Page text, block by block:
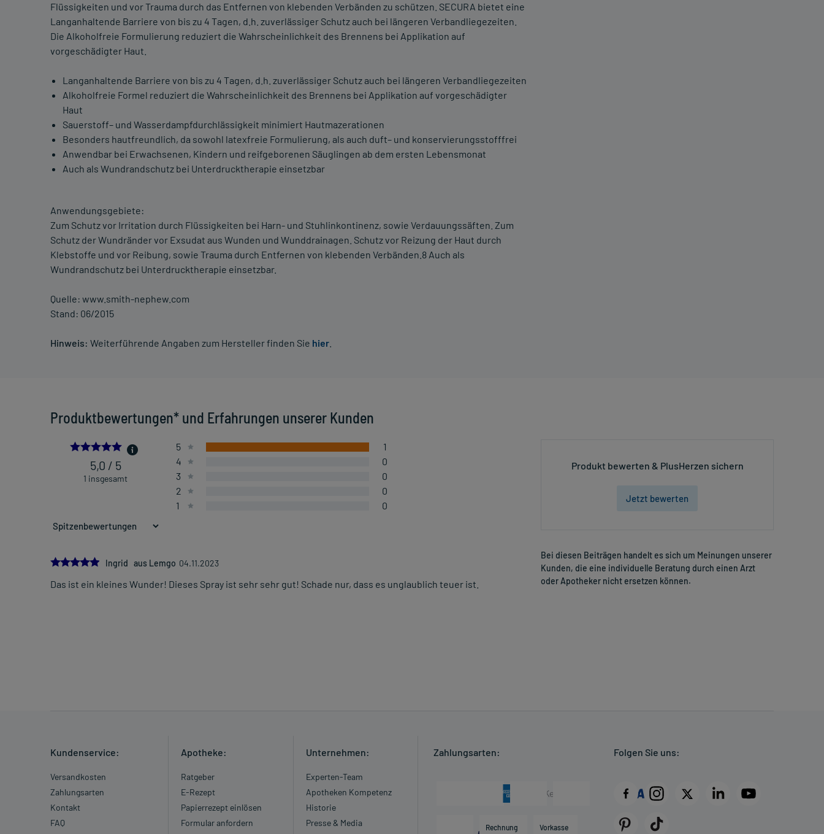
Flüssigkeiten und vor Trauma durch das Entfernen von klebenden Verbänden zu schützen. SECURA bietet eine
Langanhaltende Barriere von bis zu 4 Tagen, d.h. zuverlässiger Schutz auch bei längeren Verbandliegezeiten.
Die Alkoholfreie Formulierung reduziert die Wahrscheinlichkeit des Brennens bei Applikation auf
vorgeschädigter Haut.
Langanhaltende Barriere von bis zu 4 Tagen, d.h. zuverlässiger Schutz auch bei längeren Verbandliegezeiten
Alkoholfreie Formel reduziert die Wahrscheinlichkeit des Brennens bei Applikation auf vorgeschädigter
Haut
Sauerstoff– und Wasserdampfdurchlässigkeit minimiert Hautmazerationen
Besonders hautfreundlich, da sowohl latexfreie Formulierung, als auch duft– und konservierungsstofffrei
Anwendbar bei Erwachsenen, Kindern und reifgeborenen Säuglingen ab dem ersten Lebensmonat
Auch als Wundrandschutz bei Unterdrucktherapie einsetzbar
Anwendungsgebiete:
Zum Schutz vor Irritation durch Flüssigkeiten bei Harn- und Stuhlinkontinenz, sowie Verdauungssäften. Zum
Schutz der Wundränder vor Exsudat aus Wunden und Wunddrainagen. Schutz vor Reizung der Haut durch
Klebstoffe und vor Reibung, sowie Trauma durch Entfernen von klebenden Verbänden.8 Auch als
Wundrandschutz bei Unterdrucktherapie einsetzbar.
Quelle: www.smith-nephew.com
Stand: 06/2015
Hinweis: Weiterführende Angaben zum Hersteller finden Sie hier
Produktbewertungen* und Erfahrungen unserer Kunden
5.0
5,0 / 5
1 insgesamt
5
1
4
0
3
0
2
0
1
0
5.0
Ingrid aus Lemgo 04.11.2023
Das ist ein kleines Wunder! Dieses Spray ist sehr sehr gut! Schade nur, dass es unglaublich teuer ist.
Produkt bewerten & PlusHerzen sichern
Jetzt bewerten
Bei diesen Beiträgen handelt es sich um Meinungen unserer
Kunden, die eine individuelle Beratung durch einen Arzt
oder Apotheker nicht ersetzen können.
Kundenservice:
Versandkosten
Zahlungsarten
Kontakt
FAQ
Apotheke:
Ratgeber
E-Rezept
Papierrezept einlösen
Formular anfordern
Unternehmen:
Experten-Team
Apotheken Kompetenz
Historie
Presse & Media
Zahlungsarten:
Rechnung Vorkasse
Folgen Sie uns: